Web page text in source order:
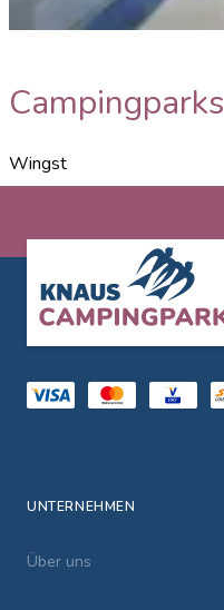
Campingparks
Wingst
UNTERNEHMEN
Über uns